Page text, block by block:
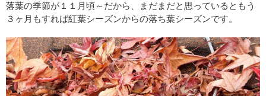
落葉の季節が１１月頃～だから、まだまだと思っているともう
３ヶ月もすれば紅葉シーズンからの落ち葉シーズンです。